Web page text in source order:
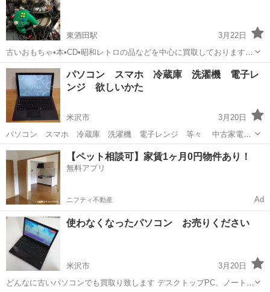
スチールラック...
東酒田駅
3月22日
古いおもちゃ•本•CD•昭和レトロの品などを中心に買取しております。
ご自宅までお伺いしますので、わざわざ積み込みして出かける必要が
なく、蔵や倉庫に眠ったままになっている物の断捨離にも良いかと思
います！ お気軽にご連絡ください。
山形 酒田市 リサイクルショップ 出張買取
パソコン スマホ 冷蔵庫 洗濯機 電子レ
ンジ 欲しいかた
米沢市
3月20日
パソコン スマホ 冷蔵庫 洗濯機 電子レンジ 等々 中古家電
の 購入希望の方 募集いたします 商品名 希望価格 希望時期 お
知らせください 希望にマッチした商品を仕入れた場合に 優先的に
ご提案させて...
山形 米沢市 リサイクルショップ
【ペット相談可】家賃1ヶ月0円物件あり！
無料アプリ
ニフティ不動産 Ad
使わなくなったパソコン お売りください
米沢市
3月20日
どんなに古いパソコンでも買取り致します デスクトップPC、ノート